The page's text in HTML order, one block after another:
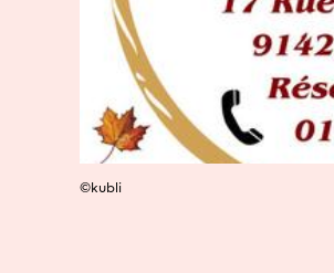
©kubli